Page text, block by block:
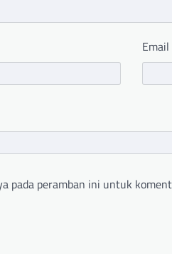
Email
pada peramban ini untuk